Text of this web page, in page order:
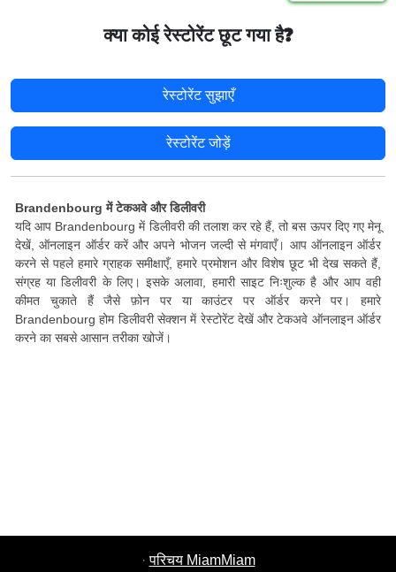
क्या कोई रेस्टोरेंट छूट गया है?
रेस्टोरेंट सुझाएँ
रेस्टोरेंट जोड़ें
Brandenbourg में टेकअवे और डिलीवरी
यदि आप Brandenbourg में डिलीवरी की तलाश कर रहे हैं, तो बस ऊपर दिए गए मेनू
देखें, ऑनलाइन ऑर्डर करें और अपने भोजन जल्दी से मंगवाएँ। आप ऑनलाइन ऑर्डर
करने से पहले हमारे ग्राहक समीक्षाएँ, हमारे प्रमोशन और विशेष छूट भी देख सकते हैं,
संग्रह या डिलीवरी के लिए। इसके अलावा, हमारी साइट निःशुल्क है और आप वही
कीमत चुकाते हैं जैसे फ़ोन पर या काउंटर पर ऑर्डर करने पर। हमारे
Brandenbourg होम डिलीवरी सेक्शन में रेस्टोरेंट देखें और टेकअवे ऑनलाइन ऑर्डर
करने का सबसे आसान तरीका खोजें।
·परिचय MiamMiam